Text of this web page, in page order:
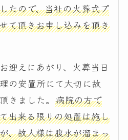
たので、当社の火葬式プ
て頂きお申し込みを頂き
迎えにあがり、火葬当日
の安置所にて大切に故
きました。病院の方で
出来る限りの処置は施し
、故人様は腹水が溜まっ